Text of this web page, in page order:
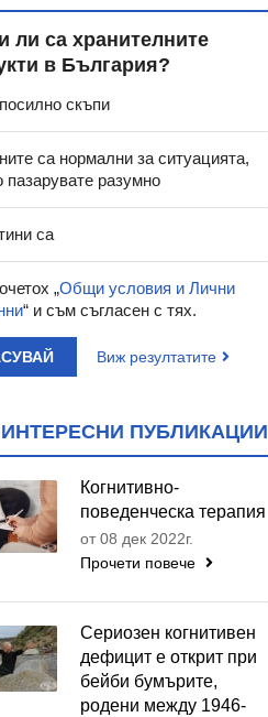
ли са хранителните
в България?
скъпи
са нормални за ситуацията,
пазарувате разумно
са
„Общи условия и Лични
“ и съм съгласен с тях.
Виж резултатите
ПУБЛИКАЦИИ
Когнитивно-
поведенческа терапия
от 08 дек 2022г.
Прочети повече
Сериозен когнитивен
дефицит е открит при
бейби бумърите,
родени между 1946-